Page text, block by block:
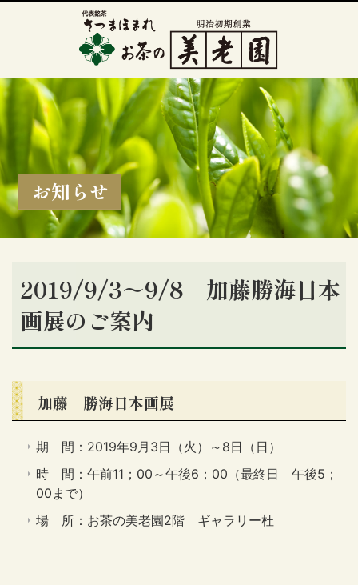
お知らせ
2019/9/3～9/8 加藤勝海日本
画展のご案内
加藤 勝海日本画展
期 間：2019年9月3日（火）～8日（日）
時 間：午前11；00～午後6；00（最終日 午後5；
00まで）
場 所：お茶の美老園2階 ギャラリー杜